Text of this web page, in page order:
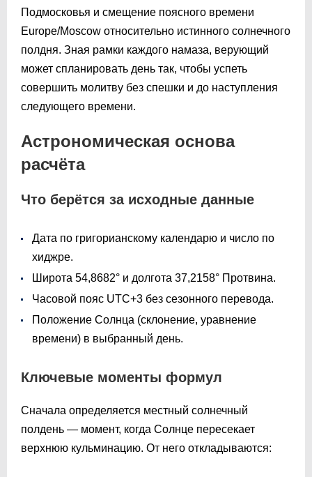
Подмосковья и смещение поясного времени
Europe/Moscow относительно истинного солнечного
полдня. Зная рамки каждого намаза, верующий
может спланировать день так, чтобы успеть
совершить молитву без спешки и до наступления
следующего времени.
Астрономическая основа
расчёта
Что берётся за исходные данные
Дата по григорианскому календарю и число по
хиджре.
Широта 54,8682° и долгота 37,2158° Протвина.
Часовой пояс UTC+3 без сезонного перевода.
Положение Солнца (склонение, уравнение
времени) в выбранный день.
Ключевые моменты формул
Сначала определяется местный солнечный
полдень — момент, когда Солнце пересекает
верхнюю кульминацию. От него откладываются: